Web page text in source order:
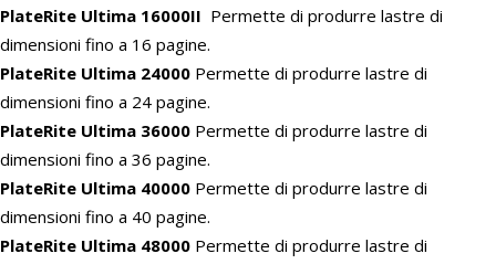
PlateRite Ultima 16000II Permette di produrre lastre di
dimensioni fino a 16 pagine.
PlateRite Ultima 24000 Permette di produrre lastre di
dimensioni fino a 24 pagine.
PlateRite Ultima 36000 Permette di produrre lastre di
dimensioni fino a 36 pagine.
PlateRite Ultima 40000 Permette di produrre lastre di
dimensioni fino a 40 pagine.
PlateRite Ultima 48000 Permette di produrre lastre di